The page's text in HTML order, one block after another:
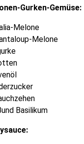
Gurken-Gemüse:
Melone
Melone
Basilikum